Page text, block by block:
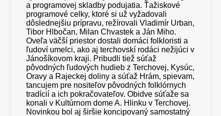
a programovej skladby podujatia. Ťažiskové
programové celky, ktoré si už vyžadovali
dôslednejšiu prípravu, režírovali Vladimír Urban,
Tibor Hlbočan, Milan Chvastek a Ján Miho.
Oveľa väčší priestor dostali domáci folkloristi a
ľudoví umelci, ako aj terchovskí rodáci nežijúci v
Jánošíkovom kraji. Pribudli tiež súťaž
pôvodných ľudových hudieb z Terchovej, Kysúc,
Oravy a Rajeckej doliny a súťaž Hrám, spievam,
tancujem pre nositeľov pôvodných folklórnych
tradícií a ich pokračovateľov. Obidve súťaže sa
konali v Kultúrnom dome A. Hlinku v Terchovej.
Novinkou bol aj širšie koncipovaný samostatný